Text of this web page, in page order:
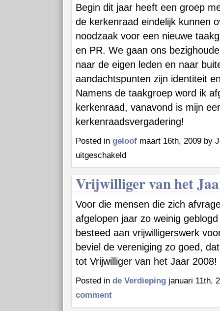
Begin dit jaar heeft een groep
de kerkenraad eindelijk kunnen
noodzaak voor een nieuwe
en PR. We gaan ons
naar de eigen leden en naar
aandachtspunten zijn identiteit
Namens de taakgroep word ik
kerkenraad, vanavond is mijn
kerkenraadsvergadering!
Posted in geloof maart 16th, 2009 by
uitgeschakeldvoor
in
de
kerkenraad
Vrijwilliger van het
Voor die mensen die zich
afgelopen jaar zo weinig
besteed aan vrijwilligerswerk
beviel de vereniging zo goed,
tot Vrijwilliger van het Jaar 2008!
Posted in de Verdieping januari 11th,
comment